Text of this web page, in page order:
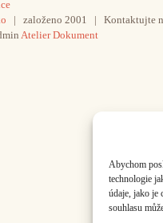
Abychom
technologie
údaje, jako je
souhlasu
| založeno 2001 | Kontaktujte
Atelier Dokument